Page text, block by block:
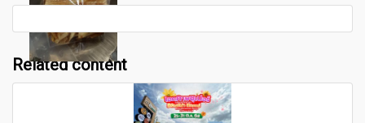
Related content